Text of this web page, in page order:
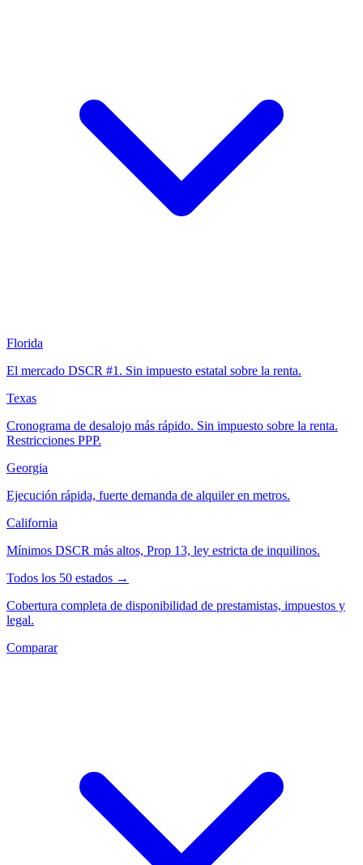
Florida
El mercado DSCR #1. Sin impuesto estatal sobre la renta.
Texas
Cronograma de desalojo más rápido. Sin impuesto sobre la renta.
Restricciones PPP.
Georgia
Ejecución rápida, fuerte demanda de alquiler en metros.
California
Mínimos DSCR más altos, Prop 13, ley estricta de inquilinos.
Todos los 50 estados →
Cobertura completa de disponibilidad de prestamistas, impuestos y
legal.
Comparar